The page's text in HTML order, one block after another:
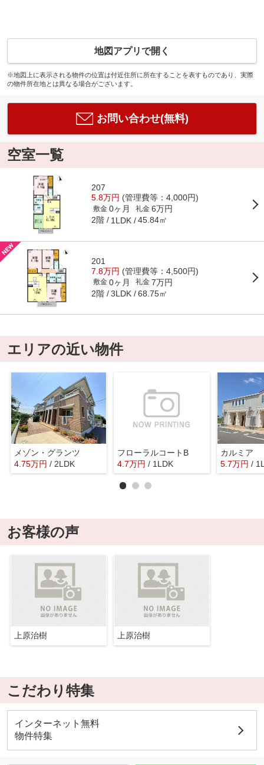
地図アプリで開く
※地図上に表示される物件の位置は付近住所に所在することを表すものであり、実際
の物件所在地とは異なる場合がございます。
お問い合わせ(無料)
空室一覧
207
5.8万円 (管理費等：4,000円)
敷金 0ヶ月 礼金 6万円
2階 1LDK 45.84㎡
201
7.8万円 (管理費等：4,500円)
敷金 0ヶ月 礼金 7万円
2階 3LDK 68.75㎡
エリアの近い物件
メゾン・グランツ
4.75万円 / 2LDK
フローラルコートB
4.7万円 / 1LDK
カルミア
5.7万円 /
お客様の声
上原治樹 上原治樹
こだわり特集
インターネット無料
物件特集